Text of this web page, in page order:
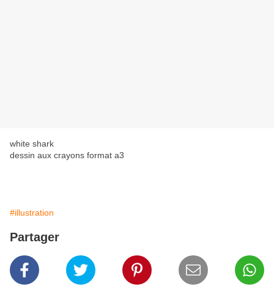
white shark
dessin aux crayons format a3
#illustration
Partager